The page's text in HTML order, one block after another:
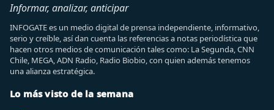
Informar, analizar, anticipar
INFOGATE es un medio digital de prensa independiente, informativo,
serio y creíble, así dan cuenta las referencias a notas periodística que
hacen otros medios de comunicación tales como: La Segunda, CNN
Chile, MEGA, ADN Radio, Radio Biobio, con quien además tenemos
una alianza estratégica.
Lo más visto de la semana